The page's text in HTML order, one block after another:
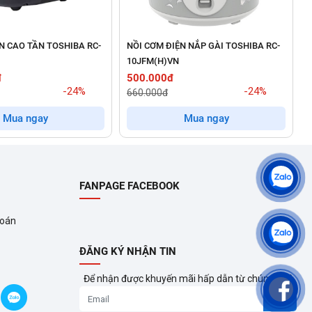
tự điều chỉnh nhiệt độ và thời gian nấutự động. Hệ thống
định, giúp nấu chín cơm nhanh chóng, hiệu quả rút ngắn
. Hai chế
dùng.
Điều này
không làm nước rớt ngược xuống bề mặt cơm để
CAO TẦN TOSHIBA RC-
-24%
Mua ngay
NỒI CƠM ĐIỆN NẮP GÀI TOSHIBA RC-
10JFM(H)VN
500.000đ
660.000đ -24%
Mua ngay
FANPAGE FACEBOOK
ĐĂNG KÝ NHẬN TIN
Để nhận được khuyến mãi hấp dẫn từ chúng tôi?